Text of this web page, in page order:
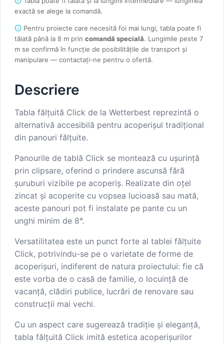
exactă se alege la comandă.
Pentru proiecte care necesită foi mai lungi, tabla poate fi
tăiată până la 8 m prin comandă specială. Lungimile peste 7
m se confirmă în funcție de posibilitățile de transport și
manipulare — contactați-ne pentru o ofertă.
Descriere
Tabla fălțuită Click de la Wetterbest reprezintă o
alternativă accesibilă pentru acoperișul tradițional
din panouri fălțuite.
Panourile de tablă Click se montează cu ușurință
prin clipsare, oferind o prindere ascunsă fără
șuruburi vizibile pe acoperiș. Realizate din oțel
zincat și acoperite cu vopsea lucioasă sau mată,
aceste panouri pot fi instalate pe pante cu un
unghi minim de 8°.
Versatilitatea este un punct forte al tablei fălțuite
Click, potrivindu-se pe o varietate de forme de
acoperișuri, indiferent de natura proiectului: fie că
este vorba de o casă de familie, o locuință de
vacanță, clădiri publice, lucrări de renovare sau
construcții mai vechi.
Cu un aspect care sugerează tradiție și eleganță,
tabla fălțuită Click imită estetica acoperișurilor